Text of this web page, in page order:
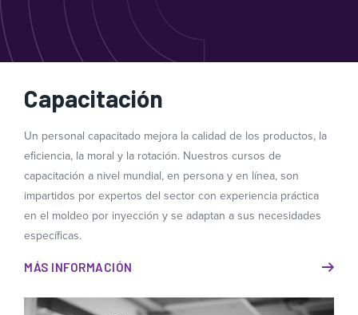
Capacitación
Un personal capacitado mejora la calidad de los productos, la
eficiencia, la moral y la rotación. Nuestros cursos de
capacitación a nivel mundial, en persona y en línea, son
impartidos por expertos del sector con experiencia práctica
en el moldeo por inyección y se adaptan a sus necesidades
específicas.
MÁS INFORMACIÓN